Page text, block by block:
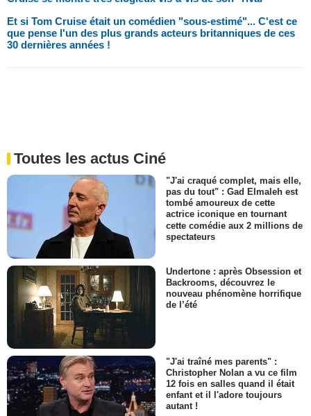
Et si Tom Cruise était un comédien "sous-estimé"... C'est ce
que pense l'un des plus grands acteurs britanniques de ces
30 dernières années !
Toutes les actus Ciné
"J'ai craqué complet, mais elle,
pas du tout" : Gad Elmaleh est
tombé amoureux de cette
actrice iconique en tournant
cette comédie aux 2 millions de
spectateurs
Undertone : après Obsession et
Backrooms, découvrez le
nouveau phénomène horrifique
de l’été
"J'ai traîné mes parents" :
Christopher Nolan a vu ce film
12 fois en salles quand il était
enfant et il l'adore toujours
autant !